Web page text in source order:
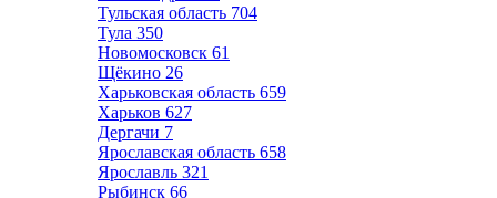
Тульская область 704
Тула 350
Новомосковск 61
Щёкино 26
Харьковская область 659
Харьков 627
Дергачи 7
Ярославская область 658
Ярославль 321
Рыбинск 66